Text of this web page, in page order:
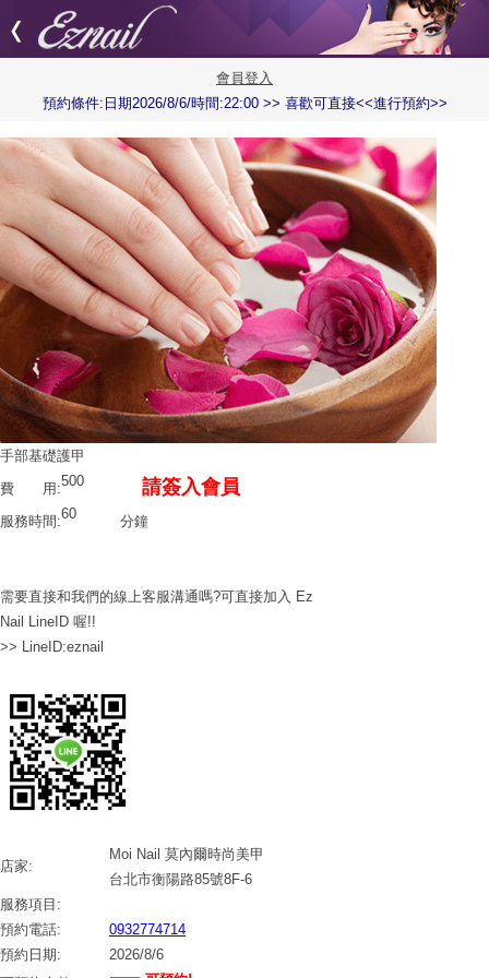
會員登入
預約條件:日期2026/8/6/時間:22:00 >> 喜歡可直接<<進行預約>>
手部基礎護甲
費 用:500 請簽入會員
服務時間:60 分鐘
需要直接和我們的線上客服溝通嗎?可直接加入 Ez
Nail LineID 喔!!
>> LineID:eznail
店家:
Moi Nail 莫內爾時尚美甲
台北市衡陽路85號8F-6
服務項目:
預約電話:
0932774714
預約日期:
2026/8/6